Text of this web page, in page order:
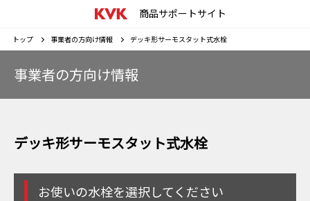
商品サポートサイト
トップ 事業者の方向け情報 デッキ形サーモスタット式水栓
事業者の方向け情報
デッキ形サーモスタット式水栓
お使いの水栓を選択してください